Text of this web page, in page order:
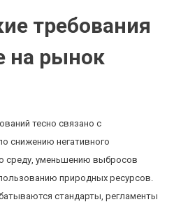
требования
на рынок
тесно связано с
снижению негативного
среду, уменьшению выбросов
природных ресурсов.
стандарты, регламенты